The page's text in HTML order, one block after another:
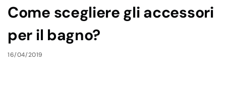
Come scegliere gli accessori
per il bagno?
16/04/2019